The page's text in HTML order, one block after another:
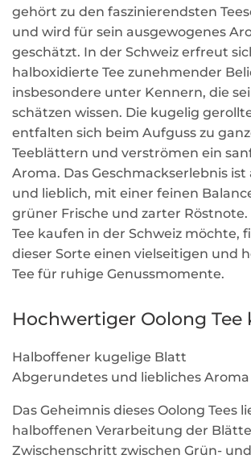
gehört zu den faszinierendsten
und wird für sein ausgewogenes
geschätzt. In der Schweiz erfreut
halboxidierte Tee zunehmender
insbesondere unter Kennern, die
schätzen wissen. Die kugelig
entfalten sich beim Aufguss zu
Teeblättern und verströmen ein
Aroma. Das Geschmackserlebnis
und lieblich, mit einer feinen
grüner Frische und zarter Röstnote.
Tee kaufen in der Schweiz möchte,
dieser Sorte einen vielseitigen und
Tee für ruhige Genussmomente.
Hochwertiger Oolong Tee
Halboffener kugelige Blatt
Abgerundetes und liebliches Aroma
Das Geheimnis dieses Oolong Tees
halboffenen Verarbeitung der
Zwischenschritt zwischen Grün-